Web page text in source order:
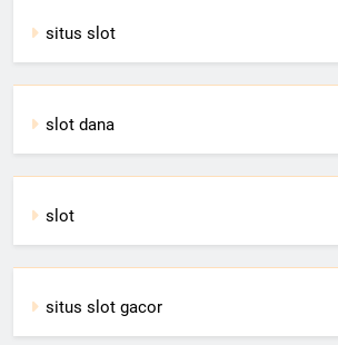
situs slot
slot dana
slot
situs slot gacor